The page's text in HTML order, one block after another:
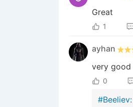
Great
1
ayhan
very good
0
#Beeliev: